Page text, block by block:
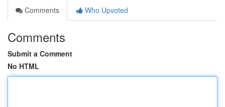
Comments
Who Upvoted
Comments
Submit a Comment
No HTML